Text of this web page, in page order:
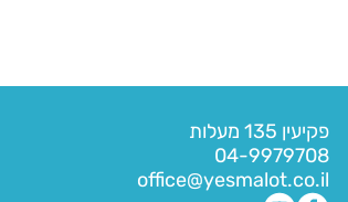
פקיעין 135 מעלות
04-9979708
office@yesmalot.co.il